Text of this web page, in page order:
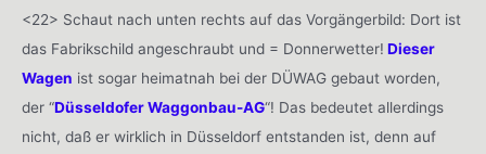
<22> Schaut nach unten rechts auf das Vorgängerbild: Dort ist
das Fabrikschild angeschraubt und = Donnerwetter! Dieser
Wagen ist sogar heimatnah bei der DÜWAG gebaut worden,
der “Düsseldofer Waggonbau-AG“! Das bedeutet allerdings
nicht, daß er wirklich in Düsseldorf entstanden ist, denn auf